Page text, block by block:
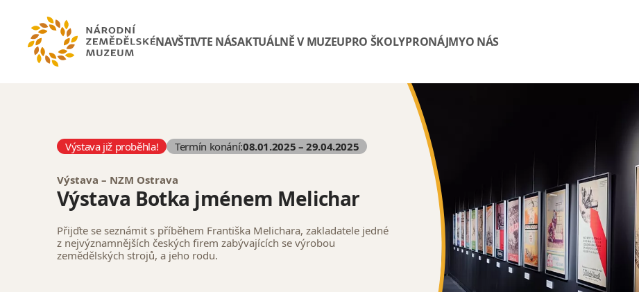
NAVŠTIVTE NÁSAKTUÁLNĚ V MUZEUPRO ŠKOLYPRONÁJMYO NÁS
Výstava již proběhla! Termín konání:08.01.2025 – 29.04.2025
Výstava – NZM Ostrava
Výstava Botka jménem Melichar
Přijďte se seznámit s příběhem Františka Melichara, zakladatele jedné
z nejvýznamnějších českých firem zabývajících se výrobou
zemědělských strojů, a jeho rodu.